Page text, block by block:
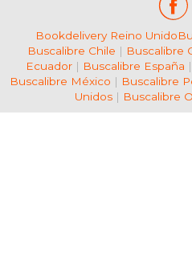
Bookdelivery Reino Unido
Buscalibre Chile | Buscalibre
Ecuador| Buscalibre España |
Buscalibre México | Buscalibre
Unidos| Buscalibre